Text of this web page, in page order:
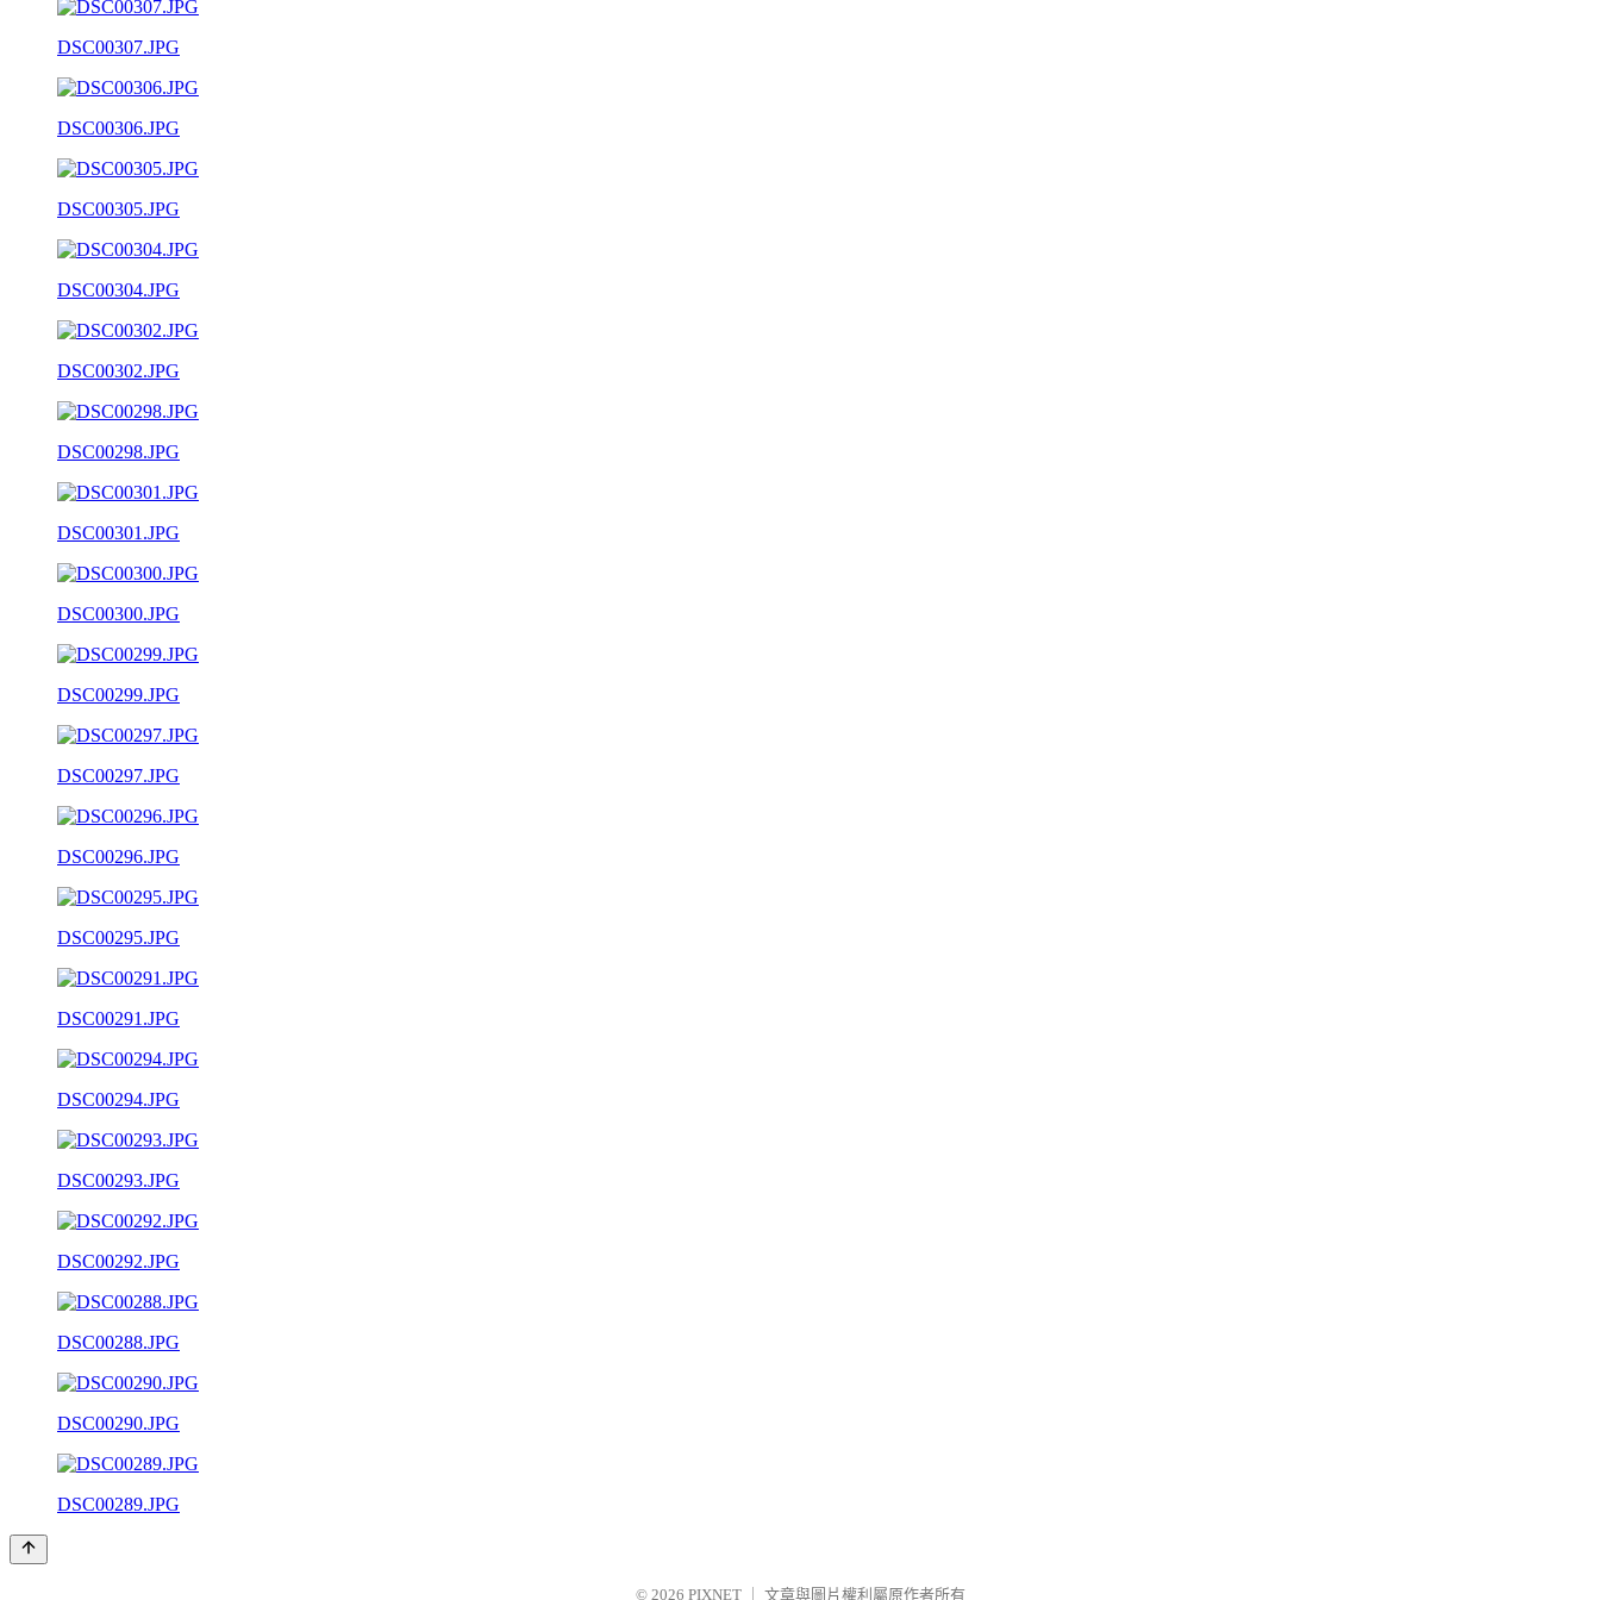
DSC00307.JPG
DSC00306.JPG
DSC00305.JPG
DSC00304.JPG
DSC00302.JPG
DSC00298.JPG
DSC00301.JPG
DSC00300.JPG
DSC00299.JPG
DSC00297.JPG
DSC00296.JPG
DSC00295.JPG
DSC00291.JPG
DSC00294.JPG
DSC00293.JPG
DSC00292.JPG
DSC00288.JPG
DSC00290.JPG
DSC00289.JPG
© 2026 PIXNET 文章與圖片權利屬原作者所有